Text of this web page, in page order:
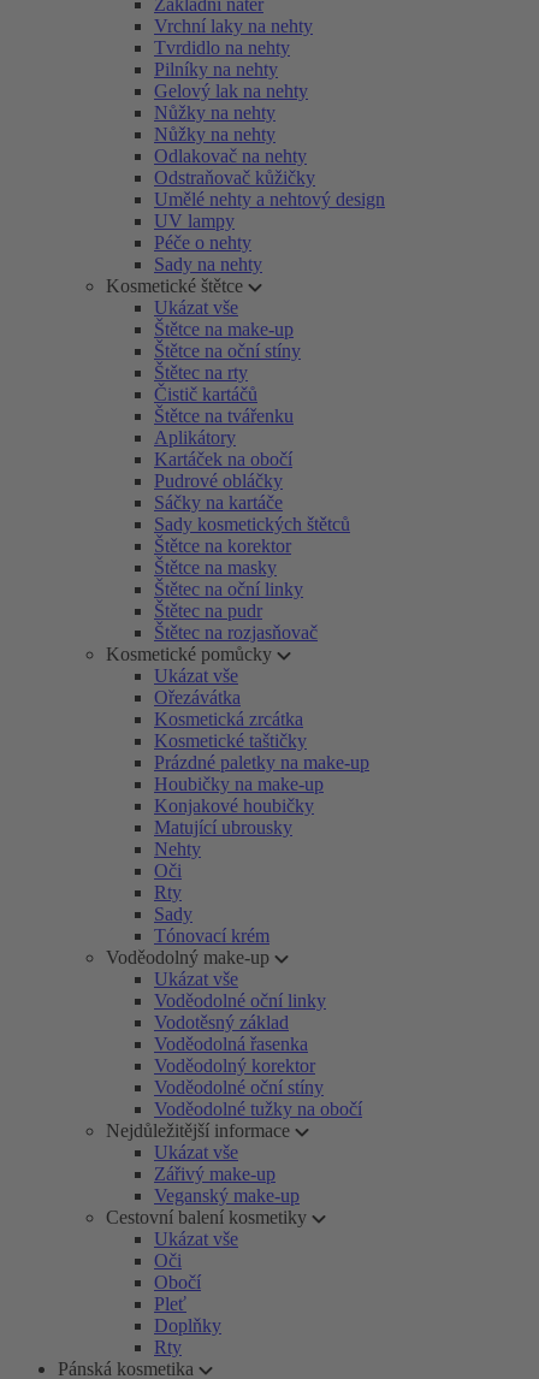
Základní nátěr
Vrchní laky na nehty
Tvrdidlo na nehty
Pilníky na nehty
Gelový lak na nehty
Nůžky na nehty
Nůžky na nehty
Odlakovač na nehty
Odstraňovač kůžičky
Umělé nehty a nehtový design
UV lampy
Péče o nehty
Sady na nehty
Kosmetické štětce
Ukázat vše
Štětce na make-up
Štětce na oční stíny
Štětec na rty
Čistič kartáčů
Štětce na tvářenku
Aplikátory
Kartáček na obočí
Pudrové obláčky
Sáčky na kartáče
Sady kosmetických štětců
Štětce na korektor
Štětce na masky
Štětec na oční linky
Štětec na pudr
Štětec na rozjasňovač
Kosmetické pomůcky
Ukázat vše
Ořezávátka
Kosmetická zrcátka
Kosmetické taštičky
Prázdné paletky na make-up
Houbičky na make-up
Konjakové houbičky
Matující ubrousky
Nehty
Oči
Rty
Sady
Tónovací krém
Voděodolný make-up
Ukázat vše
Voděodolné oční linky
Vodotěsný základ
Voděodolná řasenka
Voděodolný korektor
Voděodolné oční stíny
Voděodolné tužky na obočí
Nejdůležitější informace
Ukázat vše
Zářivý make-up
Veganský make-up
Cestovní balení kosmetiky
Ukázat vše
Oči
Obočí
Pleť
Doplňky
Rty
Pánská kosmetika